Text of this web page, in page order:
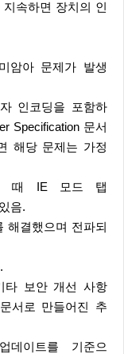
속하면 장치의 인
암아 문제가 발생
인코딩을 포함하
Specification 문서
해당 문제는 가정
때 IE 모드 탭
음.
해결했으며 전파되
타 보안 개선 사항
서로 만들어진 추
이트를 기준으